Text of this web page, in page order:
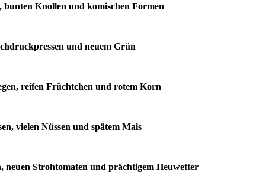
bunten Knollen und komischen Formen
und neuem Grün
reifen Früchtchen und rotem Korn
vielen Nüssen und spätem Mais
neuen Strohtomaten und prächtigem Heuwetter